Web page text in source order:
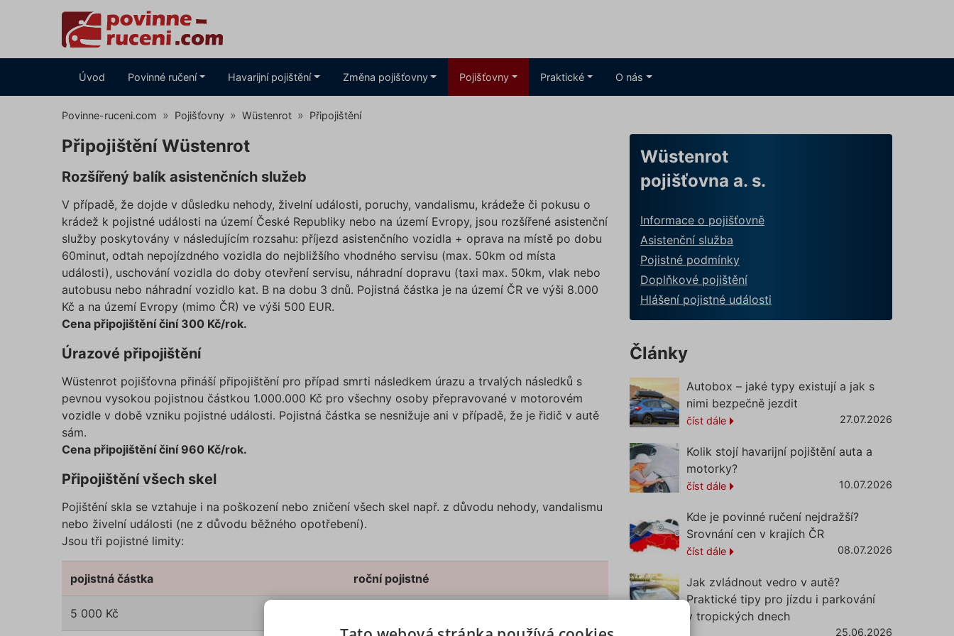
Úvod Povinné ručení Havarijní pojištění Změna pojišťovny Pojišťovny Praktické O nás
Povinne-ruceni.com Pojišťovny Wüstenrot Připojištění
Připojištění Wüstenrot
Rozšířený balík asistenčních služeb
V případě, že dojde v důsledku nehody, živelní události, poruchy, vandalismu, krádeže či pokusu o
krádež k pojistné události na území České Republiky nebo na území Evropy, jsou rozšířené asistenční
služby poskytovány v následujícím rozsahu: příjezd asistenčního vozidla + oprava na místě po dobu
60minut, odtah nepojízdného vozidla do nejbližšího vhodného servisu (max. 50km od místa
události), uschování vozidla do doby otevření servisu, náhradní dopravu (taxi max. 50km, vlak nebo
autobusu nebo náhradní vozidlo kat. B na dobu 3 dnů. Pojistná částka je na území ČR ve výši 8.000
Kč a na území Evropy (mimo ČR) ve výši 500 EUR.
Cena připojištění činí 300 Kč/rok.
Úrazové připojištění
Wüstenrot pojišťovna přináší připojištění pro případ smrti následkem úrazu a trvalých následků s
pevnou vysokou pojistnou částkou 1.000.000 Kč pro všechny osoby přepravované v motorovém
vozidle v době vzniku pojistné události. Pojistná částka se nesnižuje ani v případě, že je řidič v autě
sám.
Cena připojištění činí 960 Kč/rok.
Připojištění všech skel
Pojištění skla se vztahuje i na poškození nebo zničení všech skel např. z důvodu nehody, vandalismu
nebo živelní události (ne z důvodu běžného opotřebení).
Jsou tři pojistné limity:
pojistná částka roční pojistné
5 000 Kč
Wüstenrot
pojišťovna a. s.
Informace o pojišťovně
Asistenční služba
Pojistné podmínky
Doplňkové pojištění
Hlášení pojistné události
Články
Autobox – jaké typy existují a jak s
nimi bezpečně jezdit
číst dále 27.07.2026
Kolik stojí havarijní pojištění auta a
motorky?
číst dále 10.07.2026
Kde je povinné ručení nejdražší?
Srovnání cen v krajích ČR
číst dále 08.07.2026
Jak zvládnout vedro v autě?
Praktické tipy pro jízdu i parkování
v tropických dnech
25.06.2026